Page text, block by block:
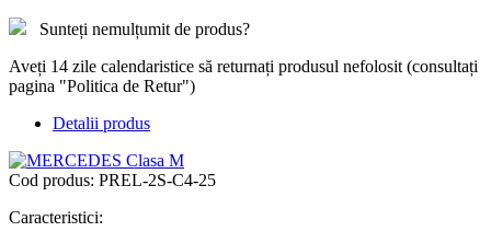
Sunteți nemulțumit de produs?
Aveți 14 zile calendaristice să returnați produsul nefolosit (consultați
pagina "Politica de Retur")
Detalii produs
Cod produs: PREL-2S-C4-25
Caracteristici: